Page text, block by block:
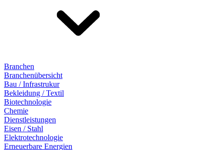
Branchen
Branchenübersicht
Bau / Infrastrukur
Bekleidung / Textil
Biotechnologie
Chemie
Dienstleistungen
Eisen / Stahl
Elektrotechnologie
Erneuerbare Energien